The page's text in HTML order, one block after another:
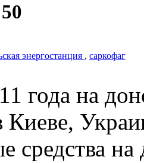
энергостанция , саркофаг
года на
Киеве,
средства